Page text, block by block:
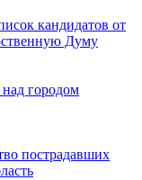
кандидатов от
Думу
городом
пострадавших